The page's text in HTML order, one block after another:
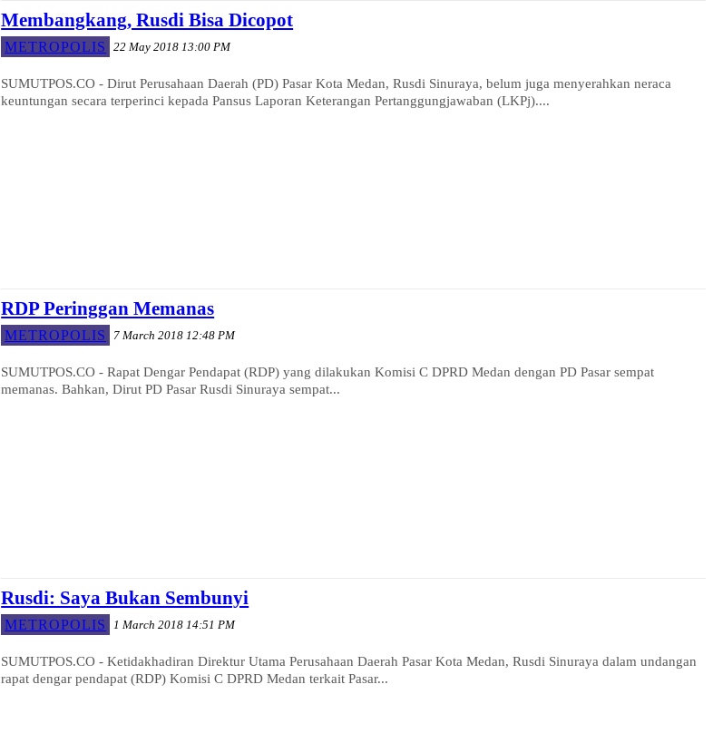
Membangkang, Rusdi Bisa Dicopot
METROPOLIS 22 May 2018 13:00 PM
SUMUTPOS.CO - Dirut Perusahaan Daerah (PD) Pasar Kota Medan, Rusdi Sinuraya, belum juga menyerahkan neraca
keuntungan secara terperinci kepada Pansus Laporan Keterangan Pertanggungjawaban (LKPj)....
RDP Peringgan Memanas
METROPOLIS 7 March 2018 12:48 PM
SUMUTPOS.CO - Rapat Dengar Pendapat (RDP) yang dilakukan Komisi C DPRD Medan dengan PD Pasar sempat
memanas. Bahkan, Dirut PD Pasar Rusdi Sinuraya sempat...
Rusdi: Saya Bukan Sembunyi
METROPOLIS 1 March 2018 14:51 PM
SUMUTPOS.CO - Ketidakhadiran Direktur Utama Perusahaan Daerah Pasar Kota Medan, Rusdi Sinuraya dalam undangan
rapat dengar pendapat (RDP) Komisi C DPRD Medan terkait Pasar...